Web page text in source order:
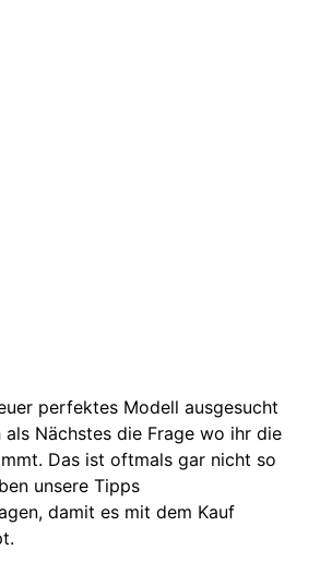
perfektes Modell ausgesucht
Nächstes die Frage wo ihr die
Das ist oftmals gar nicht so
unsere Tipps
damit es mit dem Kauf